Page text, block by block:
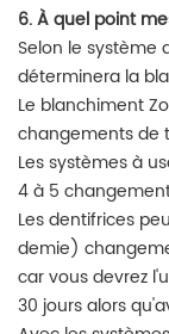
6. À quel point
Selon le système
déterminera la
Le blanchiment
changements de
Les systèmes à
4 à 5
Les dentifrices
demie)
car vous devrez
30 jours alors